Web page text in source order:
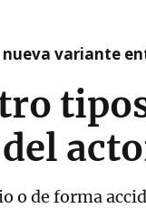
variante
o de forma